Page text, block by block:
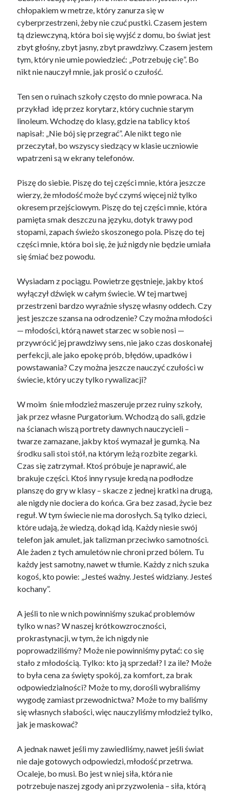
chłopakiem w metrze, który zanurza się w
cyberprzestrzeni, żeby nie czuć pustki. Czasem jestem
tą dziewczyną, która boi się wyjść z domu, bo świat jest
zbyt głośny, zbyt jasny, zbyt prawdziwy. Czasem jestem
tym, który nie umie powiedzieć: „Potrzebuję cię”. Bo
nikt nie nauczył mnie, jak prosić o czułość.
Ten sen o ruinach szkoły często do mnie powraca. Na
przykład idę przez korytarz, który cuchnie starym
linoleum. Wchodzę do klasy, gdzie na tablicy ktoś
napisał: „Nie bój się przegrać”. Ale nikt tego nie
przeczytał, bo wszyscy siedzący w klasie uczniowie
wpatrzeni są w ekrany telefonów.
Piszę do siebie. Piszę do tej części mnie, która jeszcze
wierzy, że młodość może być czymś więcej niż tylko
okresem przejściowym. Piszę do tej części mnie, która
pamięta smak deszczu na języku, dotyk trawy pod
stopami, zapach świeżo skoszonego pola. Piszę do tej
części mnie, która boi się, że już nigdy nie będzie umiała
się śmiać bez powodu.
Wysiadam z pociągu. Powietrze gęstnieje, jakby ktoś
wyłączył dźwięk w całym świecie. W tej martwej
przestrzeni bardzo wyraźnie słyszę własny oddech. Czy
jest jeszcze szansa na odrodzenie? Czy można młodości
— młodości, którą nawet starzec w sobie nosi —
przywrócić jej prawdziwy sens, nie jako czas doskonałej
perfekcji, ale jako epokę prób, błędów, upadków i
powstawania? Czy można jeszcze nauczyć czułości w
świecie, który uczy tylko rywalizacji?
W moim śnie młodzież maszeruje przez ruiny szkoły,
jak przez własne Purgatorium. Wchodzą do sali, gdzie
na ścianach wiszą portrety dawnych nauczycieli –
twarze zamazane, jakby ktoś wymazał je gumką. Na
środku sali stoi stół, na którym leżą rozbite zegarki.
Czas się zatrzymał. Ktoś próbuje je naprawić, ale
brakuje części. Ktoś inny rysuje kredą na podłodze
planszę do gry w klasy – skacze z jednej kratki na drugą,
ale nigdy nie dociera do końca. Gra bez zasad, życie bez
reguł. W tym świecie nie ma dorosłych. Są tylko dzieci,
które udają, że wiedzą, dokąd idą. Każdy niesie swój
telefon jak amulet, jak talizman przeciwko samotności.
Ale żaden z tych amuletów nie chroni przed bólem. Tu
każdy jest samotny, nawet w tłumie. Każdy z nich szuka
kogoś, kto powie: „Jesteś ważny. Jesteś widziany. Jesteś
kochany”.
A jeśli to nie w nich powinniśmy szukać problemów
tylko w nas? W naszej krótkowzroczności,
prokrastynacji, w tym, że ich nigdy nie
poprowadziliśmy? Może nie powinniśmy pytać: co się
stało z młodością. Tylko: kto ją sprzedał? I za ile? Może
to była cena za święty spokój, za komfort, za brak
odpowiedzialności? Może to my, dorośli wybraliśmy
wygodę zamiast przewodnictwa? Może to my baliśmy
się własnych słabości, więc nauczyliśmy młodzież tylko,
jak je maskować?
A jednak nawet jeśli my zawiedliśmy, nawet jeśli świat
nie daje gotowych odpowiedzi, młodość przetrwa.
Ocaleje, bo musi. Bo jest w niej siła, która nie
potrzebuje naszej zgody ani przyzwolenia – siła, którą